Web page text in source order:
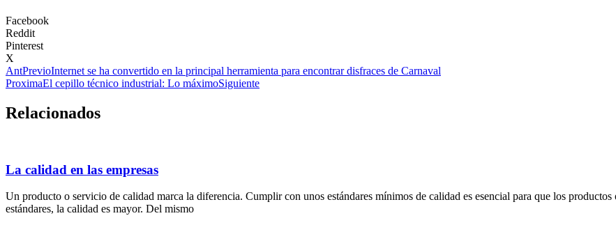
Facebook
Reddit
Pinterest
X
AntPrevioInternet se ha convertido en la principal herramienta para encontrar disfraces de Carnaval
ProximaEl cepillo técnico industrial: Lo máximoSiguiente
Relacionados
La calidad en las empresas
Un producto o servicio de calidad marca la diferencia. Cumplir con unos estándares mínimos de calidad es esencial para que los
estándares, la calidad es mayor. Del mismo